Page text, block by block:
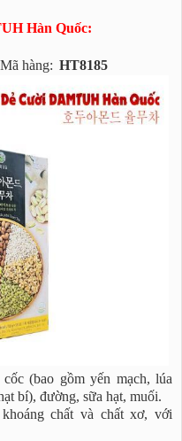
Hàn Quốc:
hàng: HT8185
(bao gồm yến mạch, lúa
bí), đường, sữa hạt, muối.
chất và chất xơ, với